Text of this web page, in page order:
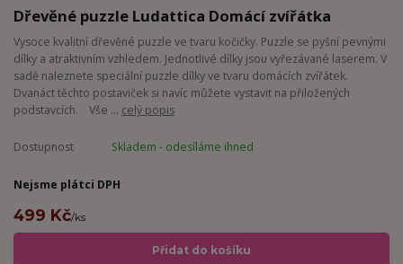
Dřevěné puzzle Ludattica Domácí zvířátka
Vysoce kvalitní dřevěné puzzle ve tvaru kočičky. Puzzle se pyšní pevnými
dílky a atraktivním vzhledem. Jednotlivé dílky jsou vyřezávané laserem. V
sadě naleznete speciální puzzle dílky ve tvaru domácích zvířátek.
Dvanáct těchto postaviček si navíc můžete vystavit na přiložených
podstavcích. Vše ... celý popis
Dostupnost Skladem - odesíláme ihned
Nejsme plátci DPH
499 Kč/ks
Přidat do košíku